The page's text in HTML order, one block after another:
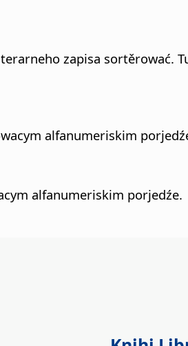
zapisa sortěrować.
alfanumeriskim
alfanumeriskim porjedźe.